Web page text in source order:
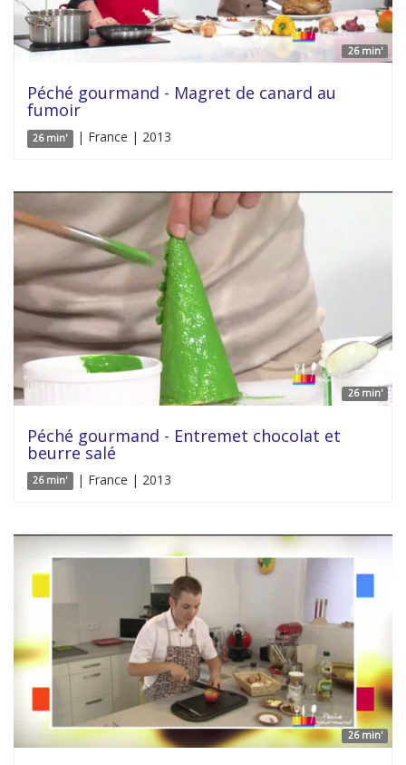
26 min'
Péché gourmand - Magret de canard au
fumoir
26 min' | France | 2013
26 min'
Péché gourmand - Entremet chocolat et
beurre salé
26 min' | France | 2013
26 min'